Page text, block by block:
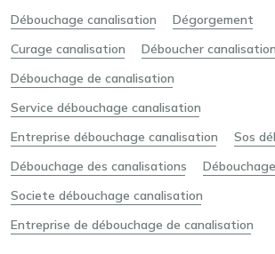
Débouchage canalisation
Dégorgement
Curage canalisation
Déboucher
Débouchage de canalisation
Service débouchage canalisation
Entreprise débouchage canalisation
Sos
Débouchage des canalisations
Societe débouchage canalisation
Entreprise de débouchage de canalisation